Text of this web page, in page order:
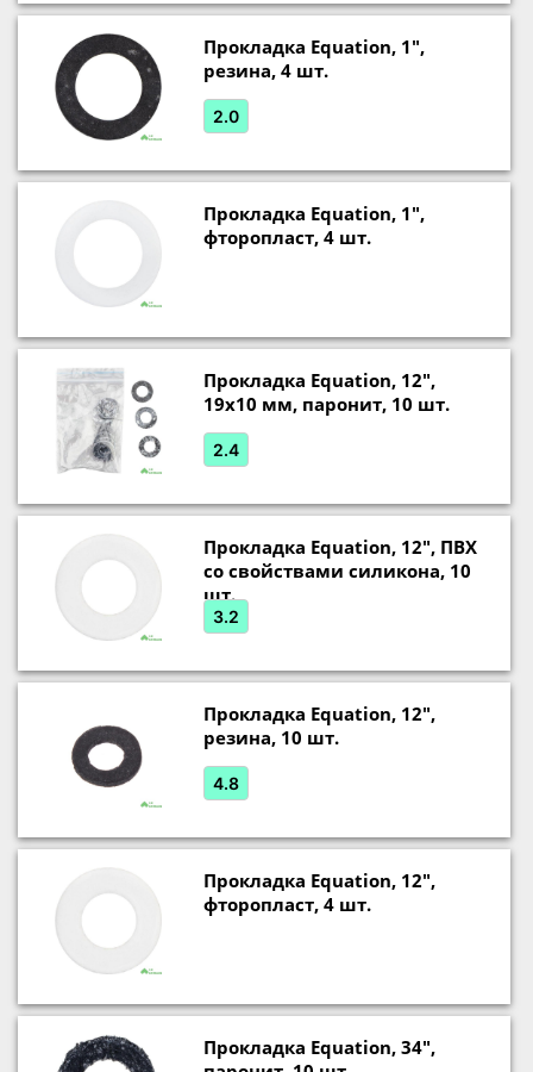
Прокладка Equation, 1",
резина, 4 шт.
2.0
Прокладка Equation, 1",
фторопласт, 4 шт.
Прокладка Equation, 12",
19х10 мм, паронит, 10 шт.
2.4
Прокладка Equation, 12", ПВХ
со свойствами силикона, 10
шт.
3.2
Прокладка Equation, 12",
резина, 10 шт.
4.8
Прокладка Equation, 12",
фторопласт, 4 шт.
Прокладка Equation, 34",